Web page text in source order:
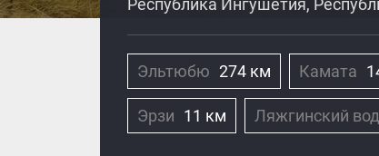
Республика Ингушетия,
Эльтюбю 274 км Камата
Эрзи 11 км Ляжгинский